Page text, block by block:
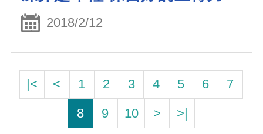
2018/2/12
|< < 1 2 3 4 5 6
7
8
9 10 > >|